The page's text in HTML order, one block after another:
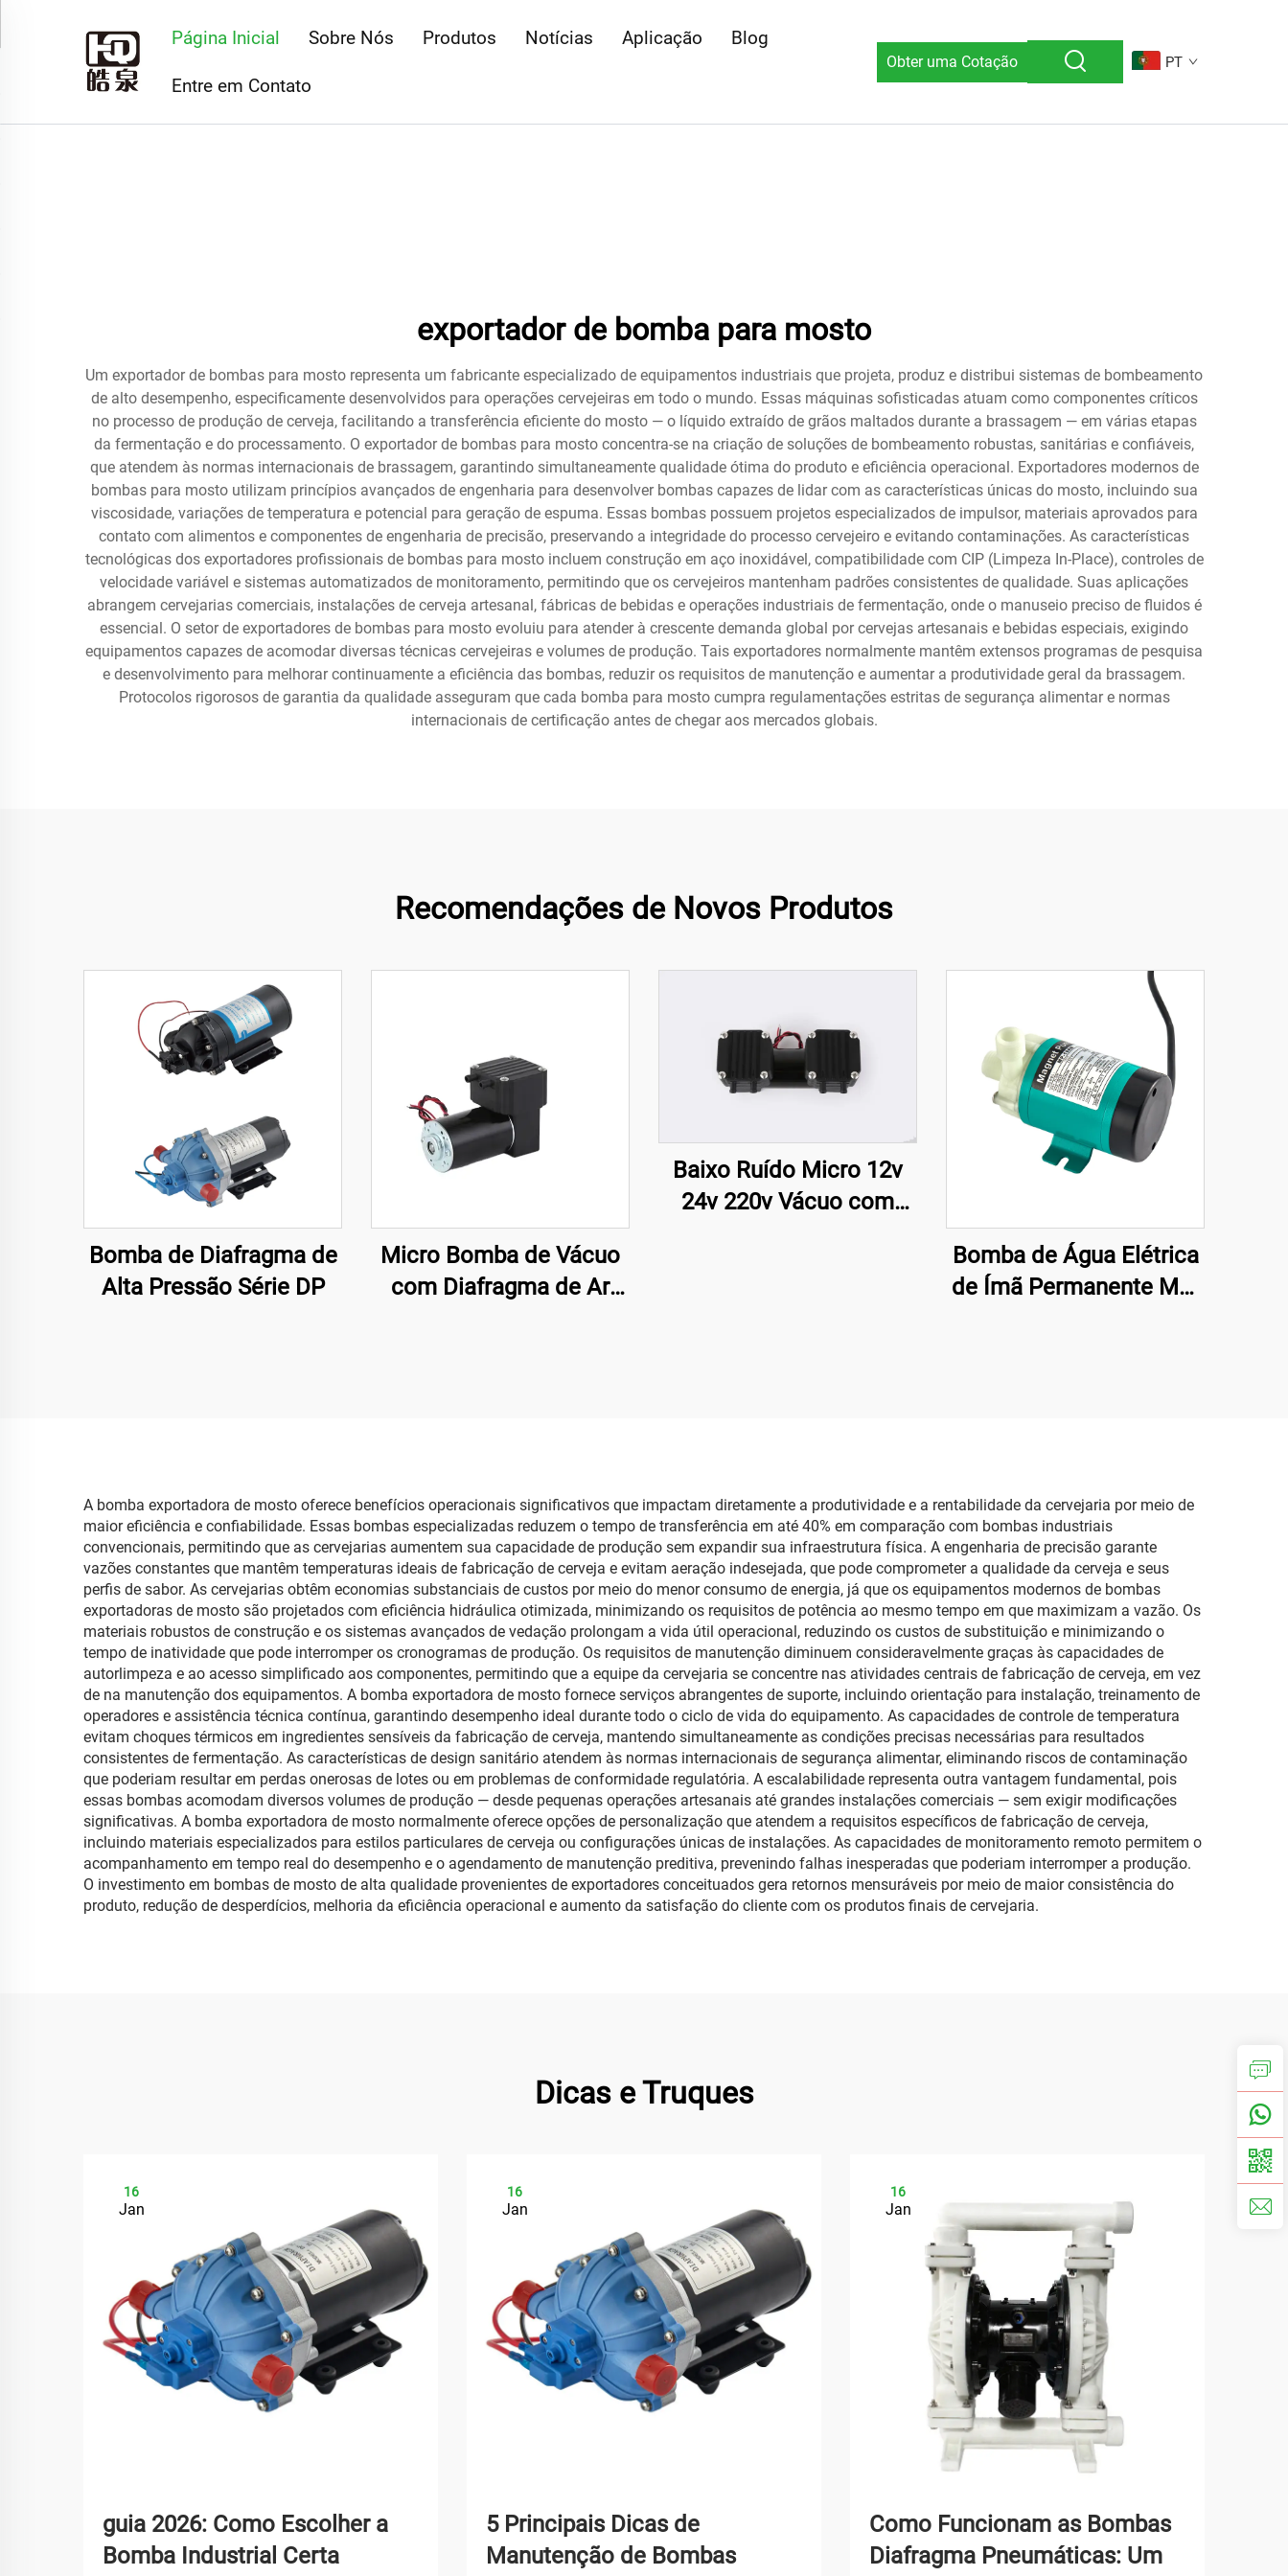
Página Inicial Sobre Nós Produtos Notícias Aplicação Blog
Entre em Contato
Obter uma Cotação PT
exportador de bomba para mosto
Um exportador de bombas para mosto representa um fabricante especializado de equipamentos industriais que projeta, produz e distribui sistemas de bombeamento
de alto desempenho, especificamente desenvolvidos para operações cervejeiras em todo o mundo. Essas máquinas sofisticadas atuam como componentes críticos
no processo de produção de cerveja, facilitando a transferência eficiente do mosto — o líquido extraído de grãos maltados durante a brassagem — em várias etapas
da fermentação e do processamento. O exportador de bombas para mosto concentra-se na criação de soluções de bombeamento robustas, sanitárias e confiáveis,
que atendem às normas internacionais de brassagem, garantindo simultaneamente qualidade ótima do produto e eficiência operacional. Exportadores modernos de
bombas para mosto utilizam princípios avançados de engenharia para desenvolver bombas capazes de lidar com as características únicas do mosto, incluindo sua
viscosidade, variações de temperatura e potencial para geração de espuma. Essas bombas possuem projetos especializados de impulsor, materiais aprovados para
contato com alimentos e componentes de engenharia de precisão, preservando a integridade do processo cervejeiro e evitando contaminações. As características
tecnológicas dos exportadores profissionais de bombas para mosto incluem construção em aço inoxidável, compatibilidade com CIP (Limpeza In-Place), controles de
velocidade variável e sistemas automatizados de monitoramento, permitindo que os cervejeiros mantenham padrões consistentes de qualidade. Suas aplicações
abrangem cervejarias comerciais, instalações de cerveja artesanal, fábricas de bebidas e operações industriais de fermentação, onde o manuseio preciso de fluidos é
essencial. O setor de exportadores de bombas para mosto evoluiu para atender à crescente demanda global por cervejas artesanais e bebidas especiais, exigindo
equipamentos capazes de acomodar diversas técnicas cervejeiras e volumes de produção. Tais exportadores normalmente mantêm extensos programas de pesquisa
e desenvolvimento para melhorar continuamente a eficiência das bombas, reduzir os requisitos de manutenção e aumentar a produtividade geral da brassagem.
Protocolos rigorosos de garantia da qualidade asseguram que cada bomba para mosto cumpra regulamentações estritas de segurança alimentar e normas
internacionais de certificação antes de chegar aos mercados globais.
Recomendações de Novos Produtos
Bomba de Diafragma de
Alta Pressão Série DP
Micro Bomba de Vácuo
com Diafragma de Ar
Baixo Ruído Micro 12v
24v 220v Vácuo com
Bomba de Água Elétrica
de Ímã Permanente MP-
A bomba exportadora de mosto oferece benefícios operacionais significativos que impactam diretamente a produtividade e a rentabilidade da cervejaria por meio de
maior eficiência e confiabilidade. Essas bombas especializadas reduzem o tempo de transferência em até 40% em comparação com bombas industriais
convencionais, permitindo que as cervejarias aumentem sua capacidade de produção sem expandir sua infraestrutura física. A engenharia de precisão garante
vazões constantes que mantêm temperaturas ideais de fabricação de cerveja e evitam aeração indesejada, que pode comprometer a qualidade da cerveja e seus
perfis de sabor. As cervejarias obtêm economias substanciais de custos por meio do menor consumo de energia, já que os equipamentos modernos de bombas
exportadoras de mosto são projetados com eficiência hidráulica otimizada, minimizando os requisitos de potência ao mesmo tempo em que maximizam a vazão. Os
materiais robustos de construção e os sistemas avançados de vedação prolongam a vida útil operacional, reduzindo os custos de substituição e minimizando o
tempo de inatividade que pode interromper os cronogramas de produção. Os requisitos de manutenção diminuem consideravelmente graças às capacidades de
autorlimpeza e ao acesso simplificado aos componentes, permitindo que a equipe da cervejaria se concentre nas atividades centrais de fabricação de cerveja, em vez
de na manutenção dos equipamentos. A bomba exportadora de mosto fornece serviços abrangentes de suporte, incluindo orientação para instalação, treinamento de
operadores e assistência técnica contínua, garantindo desempenho ideal durante todo o ciclo de vida do equipamento. As capacidades de controle de temperatura
evitam choques térmicos em ingredientes sensíveis da fabricação de cerveja, mantendo simultaneamente as condições precisas necessárias para resultados
consistentes de fermentação. As características de design sanitário atendem às normas internacionais de segurança alimentar, eliminando riscos de contaminação
que poderiam resultar em perdas onerosas de lotes ou em problemas de conformidade regulatória. A escalabilidade representa outra vantagem fundamental, pois
essas bombas acomodam diversos volumes de produção — desde pequenas operações artesanais até grandes instalações comerciais — sem exigir modificações
significativas. A bomba exportadora de mosto normalmente oferece opções de personalização que atendem a requisitos específicos de fabricação de cerveja,
incluindo materiais especializados para estilos particulares de cerveja ou configurações únicas de instalações. As capacidades de monitoramento remoto permitem o
acompanhamento em tempo real do desempenho e o agendamento de manutenção preditiva, prevenindo falhas inesperadas que poderiam interromper a produção.
O investimento em bombas de mosto de alta qualidade provenientes de exportadores conceituados gera retornos mensuráveis por meio de maior consistência do
produto, redução de desperdícios, melhoria da eficiência operacional e aumento da satisfação do cliente com os produtos finais de cervejaria.
Dicas e Truques
16
Jan
guia 2026: Como Escolher a
Bomba Industrial Certa
16
Jan
5 Principais Dicas de
Manutenção de Bombas
16
Jan
Como Funcionam as Bombas
Diafragma Pneumáticas: Um